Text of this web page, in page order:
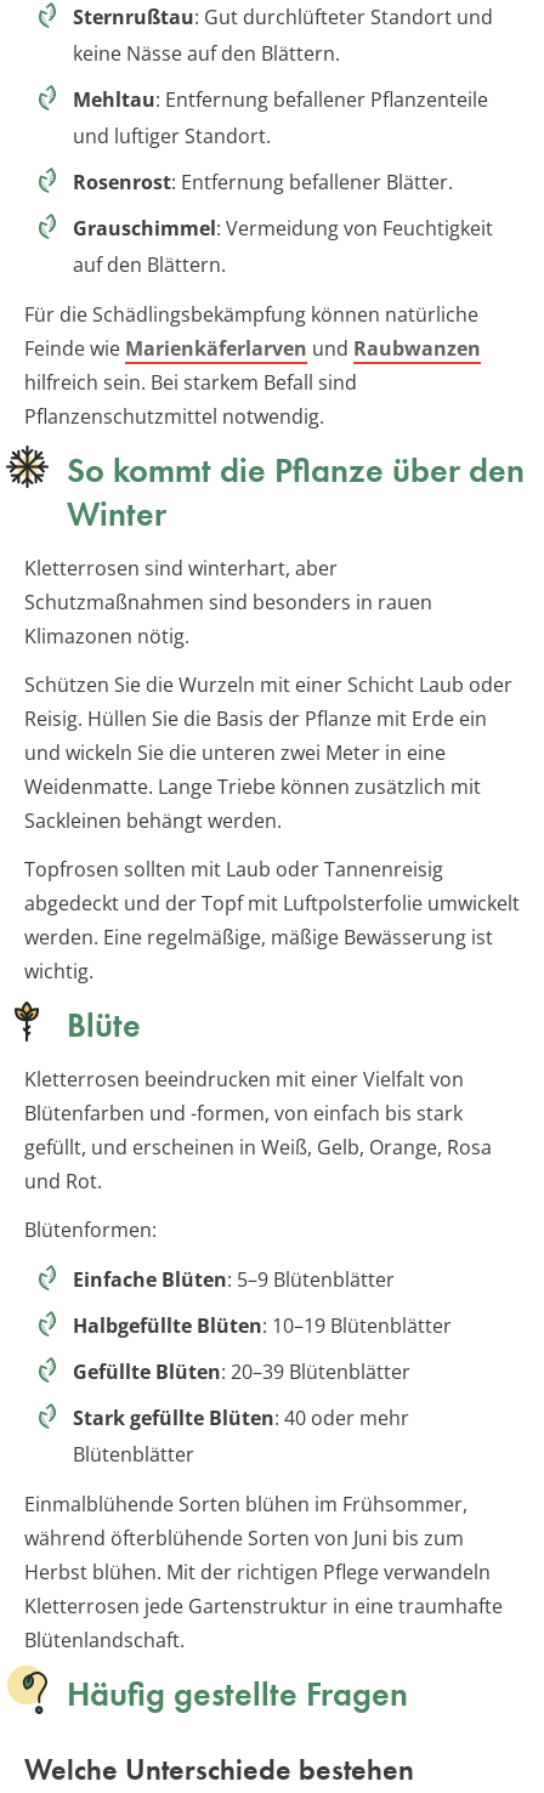
Sternrußtau: Gut durchlüfteter Standort und
keine Nässe auf den Blättern.
Mehltau: Entfernung befallener Pflanzenteile
und luftiger Standort.
Rosenrost: Entfernung befallener Blätter.
Grauschimmel: Vermeidung von Feuchtigkeit
auf den Blättern.
Für die Schädlingsbekämpfung können natürliche
Feinde wie Marienkäferlarven und Raubwanzen
hilfreich sein. Bei starkem Befall sind
Pflanzenschutzmittel notwendig.
So kommt die Pflanze über den
Winter
Kletterrosen sind winterhart, aber
Schutzmaßnahmen sind besonders in rauen
Klimazonen nötig.
Schützen Sie die Wurzeln mit einer Schicht Laub oder
Reisig. Hüllen Sie die Basis der Pflanze mit Erde ein
und wickeln Sie die unteren zwei Meter in eine
Weidenmatte. Lange Triebe können zusätzlich mit
Sackleinen behängt werden.
Topfrosen sollten mit Laub oder Tannenreisig
abgedeckt und der Topf mit Luftpolsterfolie umwickelt
werden. Eine regelmäßige, mäßige Bewässerung ist
wichtig.
Blüte
Kletterrosen beeindrucken mit einer Vielfalt von
Blütenfarben und -formen, von einfach bis stark
gefüllt, und erscheinen in Weiß, Gelb, Orange, Rosa
und Rot.
Blütenformen:
Einfache Blüten: 5–9 Blütenblätter
Halbgefüllte Blüten: 10–19 Blütenblätter
Gefüllte Blüten: 20–39 Blütenblätter
Stark gefüllte Blüten: 40 oder mehr
Blütenblätter
Einmalblühende Sorten blühen im Frühsommer,
während öfterblühende Sorten von Juni bis zum
Herbst blühen. Mit der richtigen Pflege verwandeln
Kletterrosen jede Gartenstruktur in eine traumhafte
Blütenlandschaft.
Häufig gestellte Fragen
Welche Unterschiede bestehen